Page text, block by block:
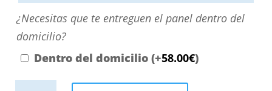
aquí
el
y
alto
¿Necesitas
que
te
¿Necesitas que te entreguen el panel dentro del
domicilio?
Dentro del domicilio (+58.00€)